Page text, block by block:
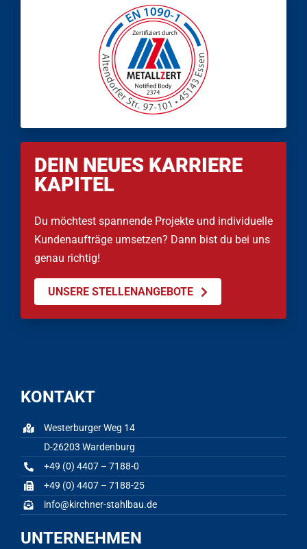
DEIN NEUES KARRIERE
KAPITEL
Du möchtest spannende Projekte und individuelle
Kundenaufträge umsetzen? Dann bist du bei uns
genau richtig!
UNSERE STELLENANGEBOTE
KONTAKT
Westerburger Weg 14
D-26203 Wardenburg
+49 (0) 4407 – 7188-0
+49 (0) 4407 – 7188-25
info@kirchner-stahlbau.de
UNTERNEHMEN